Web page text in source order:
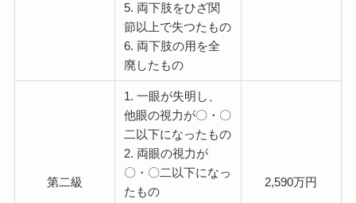
5. 両下肢をひざ関
節以上で失つたもの
6. 両下肢の用を全
廃したもの
第二級
1. 一眼が失明し、
他眼の視力が〇・〇
二以下になったもの
2. 両眼の視力が
〇・〇二以下になっ
たもの
2,590万円